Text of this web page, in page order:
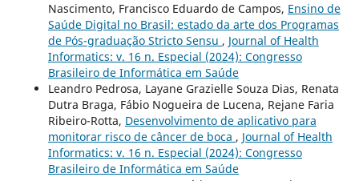
Nascimento, Francisco Eduardo de Campos, Ensino de
Saúde Digital no Brasil: estado da arte dos Programas
de Pós-graduação Stricto Sensu , Journal of Health
Informatics: v. 16 n. Especial (2024): Congresso
Brasileiro de Informática em Saúde
Leandro Pedrosa, Layane Grazielle Souza Dias, Renata
Dutra Braga, Fábio Nogueira de Lucena, Rejane Faria
Ribeiro-Rotta, Desenvolvimento de aplicativo para
monitorar risco de câncer de boca , Journal of Health
Informatics: v. 16 n. Especial (2024): Congresso
Brasileiro de Informática em Saúde